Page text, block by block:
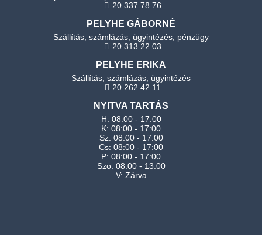
20 337 78 76
PELYHE GÁBORNÉ
Szállítás, számlázás, ügyintézés, pénzügy
20 313 22 03
PELYHE ERIKA
Szállítás, számlázás, ügyintézés
20 262 42 11
NYITVA TARTÁS
H: 08:00 - 17:00
K: 08:00 - 17:00
Sz: 08:00 - 17:00
Cs: 08:00 - 17:00
P: 08:00 - 17:00
Szo: 08:00 - 13:00
V: Zárva